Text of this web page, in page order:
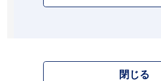
閉じる